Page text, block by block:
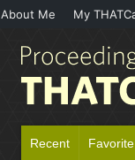
Recent Favorite
About Me My